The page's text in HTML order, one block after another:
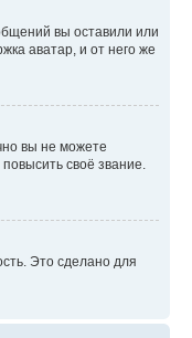
вы оставили или
аватар, и от него же
вы не можете
своё звание.
Это сделано для